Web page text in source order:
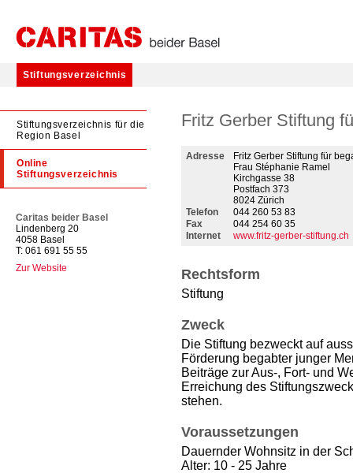
Stiftungsverzeichnis
Stiftungsverzeichnis für die
Region Basel
Online
Stiftungsverzeichnis
Caritas beider Basel
Lindenberg 20
4058 Basel
T: 061 691 55 55
Zur Website
Fritz Gerber Stiftung
Adresse
Fritz Gerber Stiftung für
Frau Stéphanie Ramel
Kirchgasse 38
Postfach 373
8024 Zürich
Telefon
044 260 53 83
Fax
044 254 60 35
Internet
www.fritz-gerber-stiftung.ch
Rechtsform
Stiftung
Zweck
Die Stiftung bezweckt auf
Förderung begabter junger
Beiträge zur Aus-, Fort- und
Erreichung des
stehen.
Voraussetzungen
Dauernder Wohnsitz in der
Alter: 10 - 25 Jahre